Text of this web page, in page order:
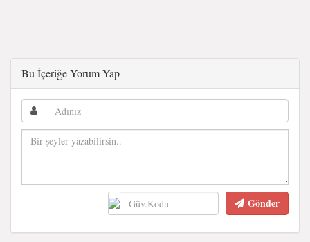
Bu İçeriğe Yorum Yap
Gönder